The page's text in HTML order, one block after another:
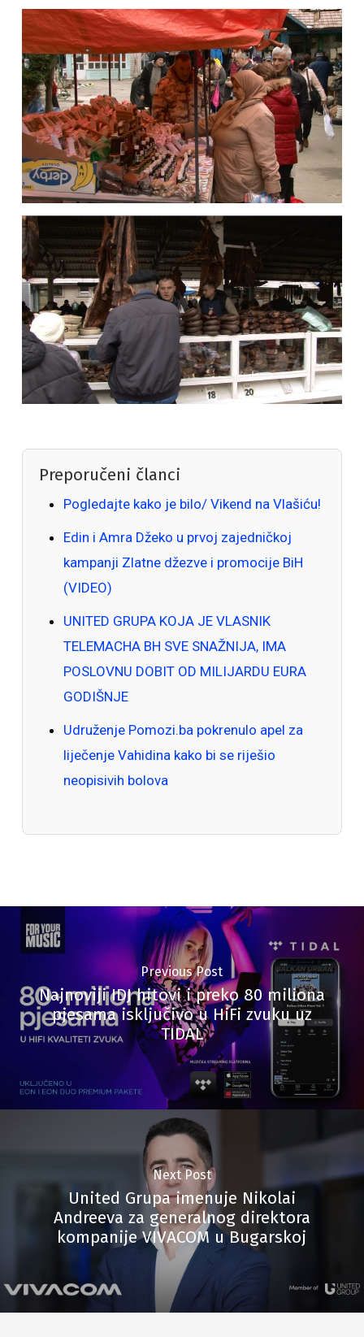
Preporučeni članci
Pogledajte kako je bilo/ Vikend na Vlašiću!
Edin i Amra Džeko u prvoj zajedničkoj
kampanji Zlatne džezve i promocije BiH
(VIDEO)
UNITED GRUPA KOJA JE VLASNIK
TELEMACHA BH SVE SNAŽNIJA, IMA
POSLOVNU DOBIT OD MILIJARDU EURA
GODIŠNJE
Udruženje Pomozi.ba pokrenulo apel za
liječenje Vahidina kako bi se riješio
neopisivih bolova
Previous Post
Najnoviji IDJ hitovi i preko 80 miliona
pjesama isključivo u HiFi zvuku uz
TIDAL
Next Post
United Grupa imenuje Nikolai
Andreeva za generalnog direktora
kompanije VIVACOM u Bugarskoj